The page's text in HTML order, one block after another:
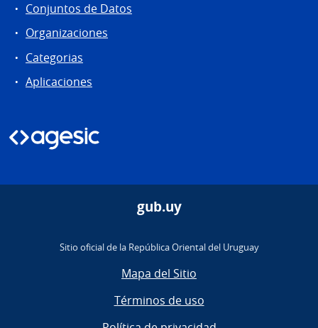
Conjuntos de Datos
Organizaciones
Categorias
Aplicaciones
gub.uy
Sitio oficial de la República Oriental del Uruguay
Mapa del Sitio
Términos de uso